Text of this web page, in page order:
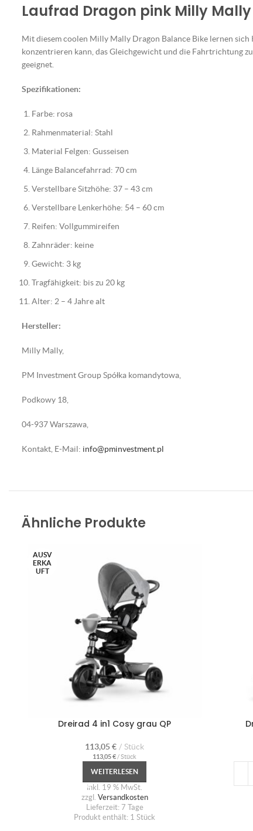
Laufrad Dragon pink Milly Mally
Mit diesem coolen Milly Mally Dragon Balance Bike lernen
konzentrieren kann, das Gleichgewicht und die Fahrtrichtung
geeignet.
Spezifikationen:
Farbe: rosa
Rahmenmaterial: Stahl
Material Felgen: Gusseisen
Länge Balancefahrrad: 70 cm
Verstellbare Sitzhöhe: 37 – 43 cm
Verstellbare Lenkerhöhe: 54 – 60 cm
Reifen: Vollgummireifen
Zahnräder: keine
Gewicht: 3 kg
Tragfähigkeit: bis zu 20 kg
Alter: 2 – 4 Jahre alt
Hersteller:
Milly Mally,
PM Investment Group Spółka komandytowa,
Podkowy 18,
04-937 Warszawa,
Kontakt, E-Mail: info@pminvestment.pl
Ähnliche Produkte
AUSV
ERKA
UFT
Dreirad 4 in1 Cosy grau QP
113,05€ Stück
113,05€ /Stück
WEITERLESEN
inkl. 19 % MwSt.
zzgl. Versandkosten
Lieferzeit: 7 Tage
Produkt enthält: 1Stück